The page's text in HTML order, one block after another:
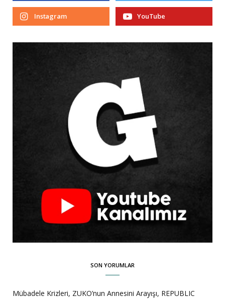
Instagram YouTube
SON YORUMLAR
Mübadele Krizleri, ZUKO’nun Annesini Arayışı, REPUBLIC